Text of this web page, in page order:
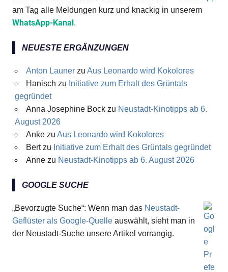
am Tag alle Meldungen kurz und knackig in unserem
WhatsApp-Kanal .
NEUESTE ERGÄNZUNGEN
Anton Launerzu Aus Leonardo wird Kokolores
Hanisch zu Initiative zum Erhalt des Grüntals
gegründet
Anna Josephine Bockzu Neustadt-Kinotipps ab 6.
August 2026
Ankezu Aus Leonardo wird Kokolores
Bertzu Initiative zum Erhalt des Grüntals gegründet
Annezu Neustadt-Kinotipps ab 6. August 2026
GOOGLE SUCHE
„Bevorzugte Suche“: Wenn man das Neustadt-
Geflüster als Google-Quelle auswählt, sieht man in
der Neustadt-Suche unsere Artikel vorrangig.